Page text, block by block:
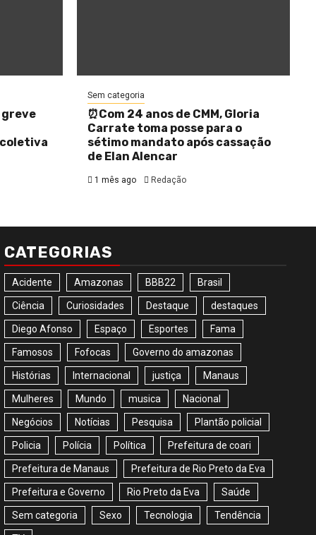
greve
Sem categoria
⏰Com 24 anos de CMM, Gloria
Carrate toma posse para o
sétimo mandato após cassação
de Elan Alencar
1 mês ago Redação
CATEGORIAS
Acidente Amazonas BBB22 Brasil
Ciência Curiosidades Destaque destaques
Diego Afonso Espaço Esportes Fama
Famosos Fofocas Governo do amazonas
Histórias Internacional justiça Manaus
Mulheres Mundo musica Nacional
Negócios Notícias Pesquisa Plantão policial
Policia Polícia Política Prefeitura de coari
Prefeitura de Manaus Prefeitura de Rio Preto da Eva
Prefeitura e Governo Rio Preto da Eva Saúde
Sem categoria Sexo Tecnologia Tendência